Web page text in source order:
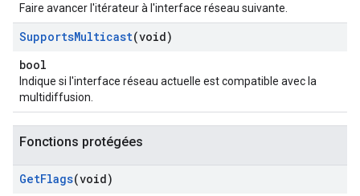
Faire avancer l'itérateur à l'interface réseau suivante.
SupportsMulticast(void)
bool
Indique si l'interface réseau actuelle est compatible avec la
multidiffusion.
Fonctions protégées
GetFlags(void)